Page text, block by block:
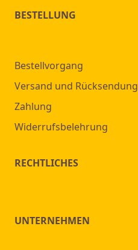
BESTELLUNG
Bestellvorgang
Versand und Rücksendung
Zahlung
Widerrufsbelehrung
RECHTLICHES
UNTERNEHMEN